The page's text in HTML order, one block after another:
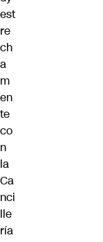
est
re
ch
a
m
en
te
co
n
la
Ca
nci
lle
ría